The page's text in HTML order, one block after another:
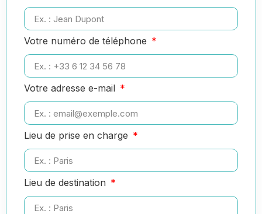
Votre numéro de téléphone
Votre adresse e-mail
Lieu de prise en charge
Lieu de destination